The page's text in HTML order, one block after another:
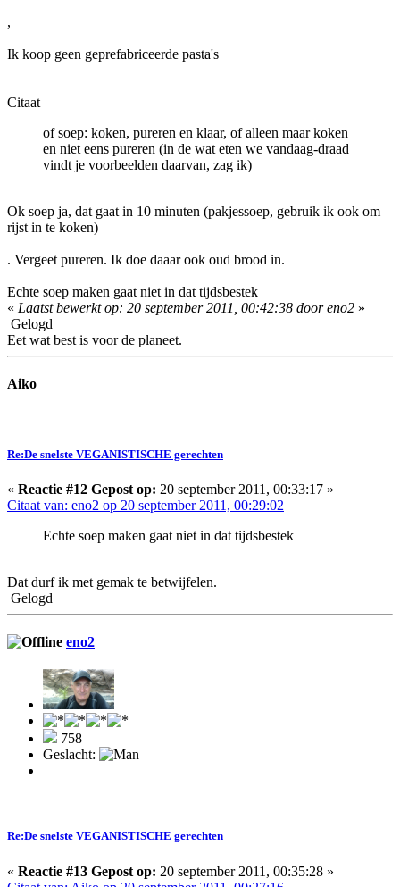
,
Ik koop geen geprefabriceerde pasta's
Citaat
of soep: koken, pureren en klaar, of alleen maar koken
en niet eens pureren (in de wat eten we vandaag-draad
vindt je voorbeelden daarvan, zag ik)
Ok soep ja, dat gaat in 10 minuten (pakjessoep, gebruik ik ook om
rijst in te koken)
. Vergeet pureren. Ik doe daaar ook oud brood in.
Echte soep maken gaat niet in dat tijdsbestek
« Laatst bewerkt op: 20 september 2011, 00:42:38 door eno2 »
Gelogd
Eet wat best is voor de planeet.
Aiko
Re:De snelste VEGANISTISCHE gerechten
« Reactie #12 Gepost op: 20 september 2011, 00:33:17 »
Citaat van: eno2 op 20 september 2011, 00:29:02
Echte soep maken gaat niet in dat tijdsbestek
Dat durf ik met gemak te betwijfelen.
Gelogd
eno2
758
Geslacht:
Re:De snelste VEGANISTISCHE gerechten
« Reactie #13 Gepost op: 20 september 2011, 00:35:28 »